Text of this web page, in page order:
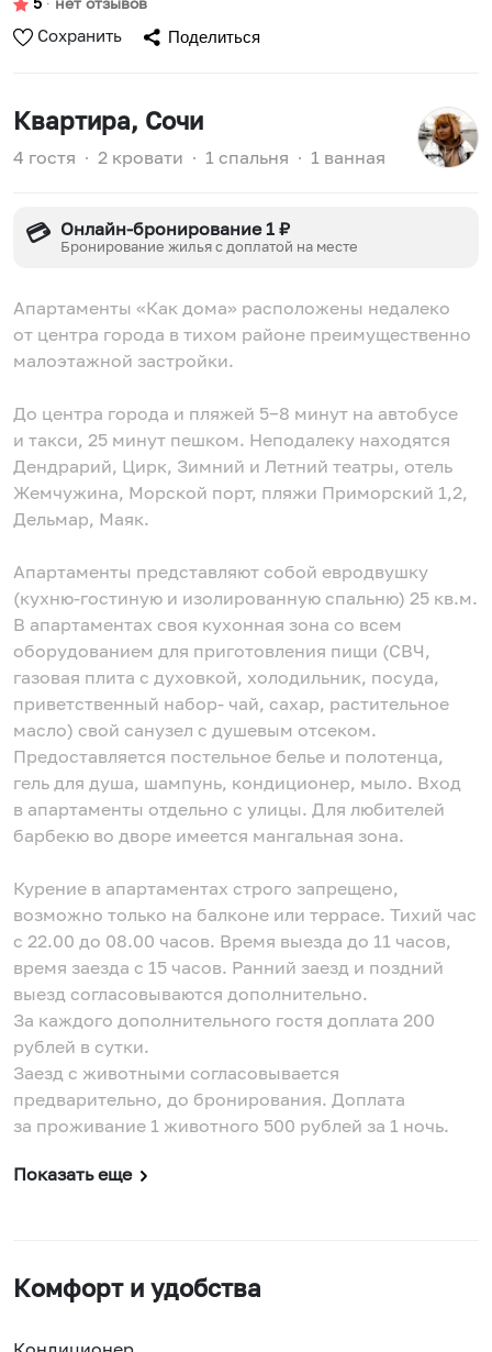
Сохранить Поделиться
Квартира, Сочи
4 гостя ∙ 2 кровати ∙ 1 спальня ∙ 1 ванная
💳 Онлайн-бронирование 1 ₽
Бронирование жилья с доплатой на месте
Апартаменты «Как дома» расположены недалеко
от центра города в тихом районе преимущественно
малоэтажной застройки.
До центра города и пляжей 5−8 минут на автобусе
и такси, 25 минут пешком. Неподалеку находятся
Дендрарий, Цирк, Зимний и Летний театры, отель
Жемчужина, Морской порт, пляжи Приморский 1,2,
Дельмар, Маяк.
Апартаменты представляют собой евродвушку
(кухню-гостиную и изолированную спальню) 25 кв.м.
В апартаментах своя кухонная зона со всем
оборудованием для приготовления пищи (СВЧ,
газовая плита с духовкой, холодильник, посуда,
приветственный набор- чай, сахар, растительное
масло) свой санузел с душевым отсеком.
Предоставляется постельное белье и полотенца,
гель для душа, шампунь, кондиционер, мыло. Вход
в апартаменты отдельно с улицы. Для любителей
барбекю во дворе имеется мангальная зона.
Курение в апартаментах строго запрещено,
возможно только на балконе или террасе. Тихий час
с 22.00 до 08.00 часов. Время выезда до 11 часов,
время заезда с 15 часов. Ранний заезд и поздний
выезд согласовываются дополнительно.
За каждого дополнительного гостя доплата 200
рублей в сутки.
Заезд с животными согласовывается
предварительно, до бронирования. Доплата
за проживание 1 животного 500 рублей за 1 ночь.
Показать еще
Комфорт и удобства